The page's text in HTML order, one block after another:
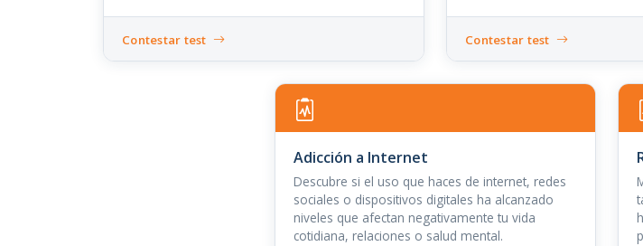
Contestar test Contestar test
Adicción a Internet
Descubre si el uso que haces de internet, redes
sociales o dispositivos digitales ha alcanzado
niveles que afectan negativamente tu vida
cotidiana, relaciones o salud mental.